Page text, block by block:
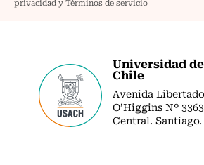
Universidad
Chile
Avenida
O’Higgins Nº
Central.